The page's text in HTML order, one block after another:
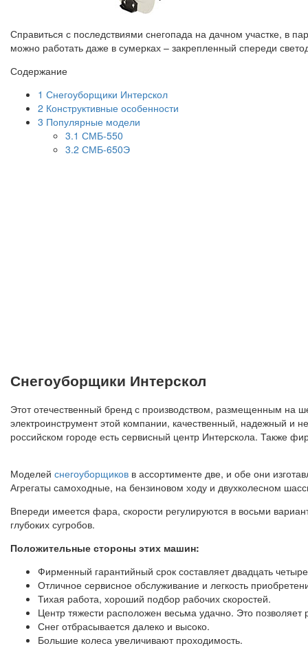
Справиться с последствиями снегопада на дачном участке, в
можно работать даже в сумерках – закрепленный спереди
Содержание
1 Снегоуборщики Интерскол
2 Конструктивные особенности
3 Популярные модели
3.1 СМБ-550
3.2 СМБ-650Э
Снегоуборщики Интерскол
Этот отечественный бренд с производством, размещенным на
электроинструмент этой компании, качественный, надежный и
российском городе есть сервисный центр Интерскола. Также
Моделей снегоуборщиков в ассортименте две, и обе они
Агрегаты самоходные, на бензиновом ходу и двухколесном
Впереди имеется фара, скорости регулируются в восьми
глубоких сугробов.
Положительные стороны этих машин:
Фирменный гарантийный срок составляет двадцать
Отличное сервисное обслуживание и легкость
Тихая работа, хороший подбор рабочих скоростей.
Центр тяжести расположен весьма удачно. Это позволяет
Снег отбрасывается далеко и высоко.
Большие колеса увеличивают проходимость.